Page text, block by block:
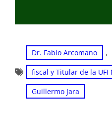
Dr. Fabio Arcomano ,
fiscal y Titular de la UFI
Guillermo Jara